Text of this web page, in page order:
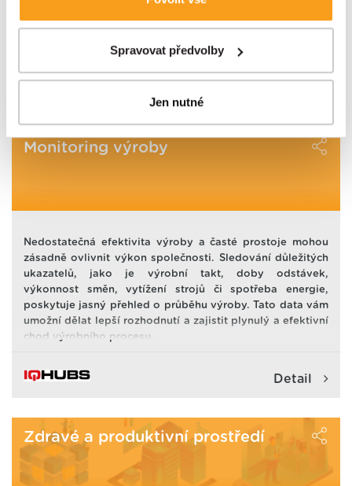
zájem upravovat nastavení cookies, lze tak učinit
tlačítka Spravovat předvolby; zde se
rovněž dozvíte podmínky použití cookies a jejich
postupy a použitím, pak klikněte na
a pokračujte dál na naše stránky. Váš souhlas
uchováváme maximálně po dobu 12 měsíců. Vybrané
Spravovat předvolby
Jen nutné
odečítání spotřeby vody je problematické, zvláště pak
například pro městského správce budov, který jich má na
spotřeby vody v rámci roku. Natož detekci havárie či
Monitoring výroby
Nedostatečná efektivita výroby a časté prostoje mohou
zásadně ovlivnit výkon společnosti. Sledování důležitých
ukazatelů, jako je výrobní takt, doby odstávek,
výkonnost směn, vytížení strojů či spotřeba energie,
poskytuje jasný přehled o průběhu výroby. Tato data vám
umožní dělat lepší rozhodnutí a zajistit plynulý a efektivní
chod výrobního procesu.
Detail
Zdravé a produktivní prostředí